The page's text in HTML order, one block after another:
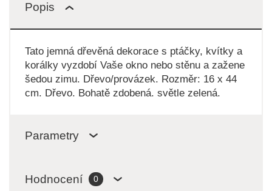
Popis
Tato jemná dřevěná dekorace s ptáčky, kvítky a
korálky vyzdobí Vaše okno nebo stěnu a zažene
šedou zimu. Dřevo/provázek. Rozměr: 16 x 44
cm. Dřevo. Bohatě zdobená. světle zelená.
Parametry
Hodnocení 0